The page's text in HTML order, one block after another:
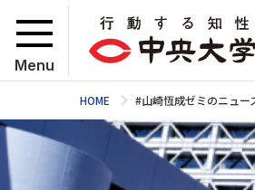
Menu
HOME #山崎恆成ゼミのニュー